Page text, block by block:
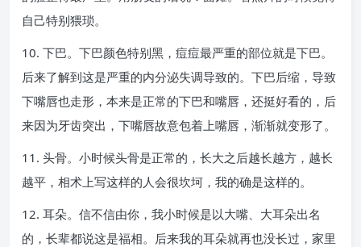
自己特别猥琐。
10. 下巴。下巴颜色特别黑，痘痘最严重的部位就是下巴。
后来了解到这是严重的内分泌失调导致的。下巴后缩，导致
下嘴唇也走形，本来是正常的下巴和嘴唇，还挺好看的，后
来因为牙齿突出，下嘴唇故意包着上嘴唇，渐渐就变形了。
11. 头骨。小时候头骨是正常的，长大之后越长越方，越长
越平，相术上写这样的人会很坎坷，我的确是这样的。
12. 耳朵。信不信由你，我小时候是以大嘴、大耳朵出名
的，长辈都说这是福相。后来我的耳朵就再也没长过，家里